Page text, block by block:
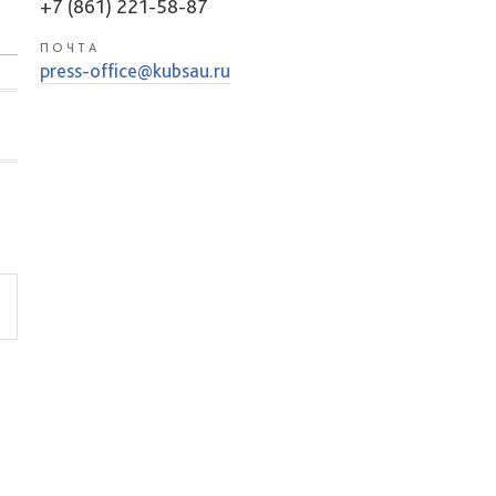
+7 (861) 221-58-87
ПОЧТА
press-office@kubsau.ru